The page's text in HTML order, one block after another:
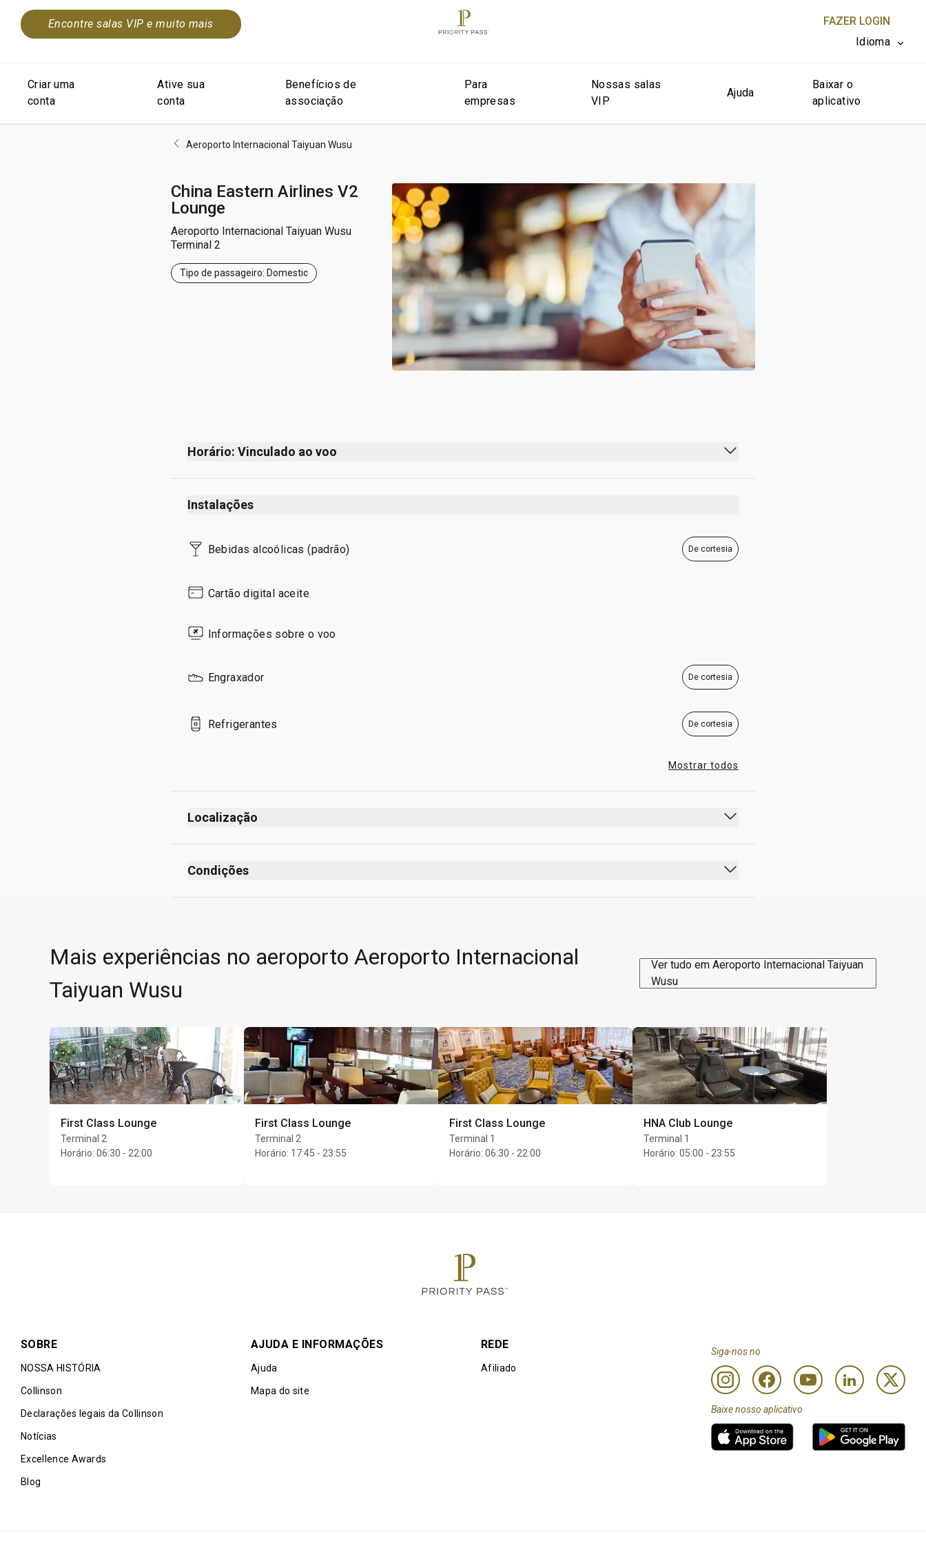
Encontre salas VIP e muito mais
FAZER LOGIN
Idioma
Criar uma
conta
Ative sua
conta
Benefícios de
associação
Para
empresas
Nossas salas
VIP
Ajuda
Baixar o
aplicativo
Aeroporto Internacional Taiyuan Wusu
China Eastern Airlines V2
Lounge
Aeroporto Internacional Taiyuan Wusu
Terminal 2
Tipo de passageiro: Domestic
Horário: Vinculado ao voo
90 minutos antes do primeiro voo até o último voo – 18h30
Baseado nos horários de voos da China Eastern Airlines
Instalações
Bebidas alcoólicas (padrão) De cortesia
Cartão digital aceite
Informações sobre o voo
Engraxador De cortesia
Refrigerantes De cortesia
Mostrar todos
Localização
Partidas
Após verificação de segurança
O acesso à sala VIP só é liberado para passageiros da China Eastern Airlines (MU), Shanghai Airlines (FM),
Condições
Não é permitido fumar (incluindo vaporizador)
Estadia máxima: 2 horas
Mais experiências no aeroporto Aeroporto Internacional
Taiyuan Wusu
Ver tudo em Aeroporto Internacional Taiyuan
Wusu
First Class Lounge
Terminal 2
Horário: 06:30 - 22:00
First Class Lounge
Terminal 2
Horário: 17:45 - 23:55
First Class Lounge
Terminal 1
Horário: 06:30 - 22:00
HNA Club Lounge
Terminal 1
Horário: 05:00 - 23:55
SOBRE
NOSSA HISTÓRIA
Collinson
Declarações legais da Collinson
Notícias
Excellence Awards
Blog
AJUDA E INFORMAÇÕES
Ajuda
Mapa do site
REDE
Afiliado
Siga-nos no
Baixe nosso aplicativo